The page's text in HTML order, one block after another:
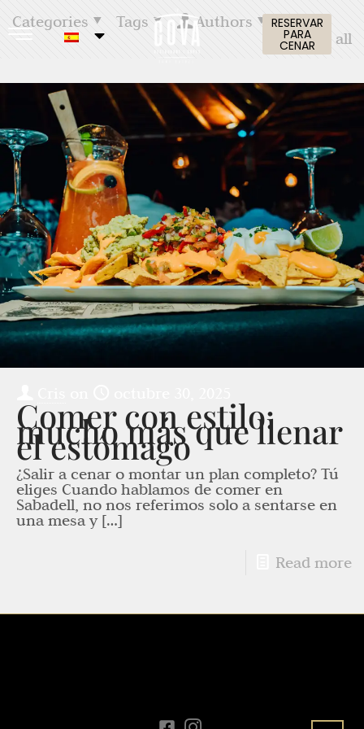
RESERVAR
PARA
CENAR
Categories Tags
Authors
Show all
Comer con estilo:
mucho más que llenar
el estómago
¿Salir a cenar o montar un plan completo? Tú
eliges Cuando hablamos de comer en
Sabadell, no nos referimos solo a sentarse en
una mesa y[…]
Read more